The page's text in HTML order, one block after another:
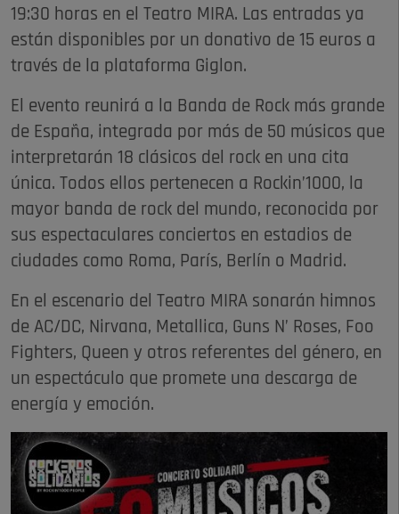
19:30 horas en el Teatro MIRA. Las entradas ya
están disponibles por un donativo de 15 euros a
través de la plataforma Giglon.
El evento reunirá a la Banda de Rock más grande
de España, integrada por más de 50 músicos que
interpretarán 18 clásicos del rock en una cita
única. Todos ellos pertenecen a Rockin’1000, la
mayor banda de rock del mundo, reconocida por
sus espectaculares conciertos en estadios de
ciudades como Roma, París, Berlín o Madrid.
En el escenario del Teatro MIRA sonarán himnos
de AC/DC, Nirvana, Metallica, Guns N’ Roses, Foo
Fighters, Queen y otros referentes del género, en
un espectáculo que promete una descarga de
energía y emoción.